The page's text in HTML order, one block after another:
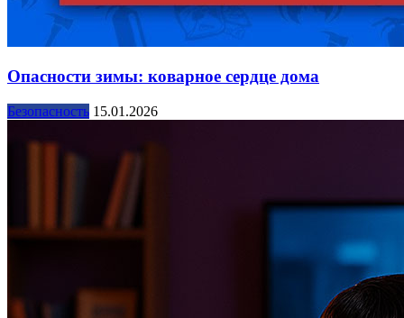
Опасности зимы: коварное сердце дома
Безопасность 15.01.2026